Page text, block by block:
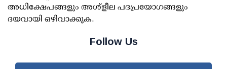
അധിക്ഷേപങ്ങളും അശ്‌ളീല പദപ്രയോഗങ്ങളും
ദയവായി ഒഴിവാക്കുക.
Follow Us